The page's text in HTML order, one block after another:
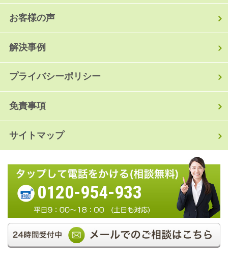
お客様の声
解決事例
プライバシーポリシー
免責事項
サイトマップ
0120-954-933